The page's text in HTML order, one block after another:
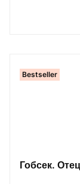
Bestseller
Гобсек.